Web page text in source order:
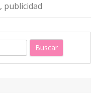
, publicidad